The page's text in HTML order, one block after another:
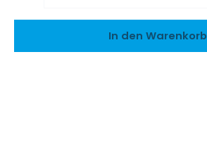
In den Warenkorb